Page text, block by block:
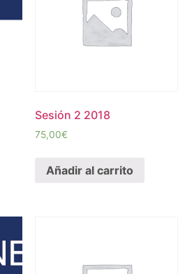
Sesión 2 2018
75,00€
Añadir al carrito